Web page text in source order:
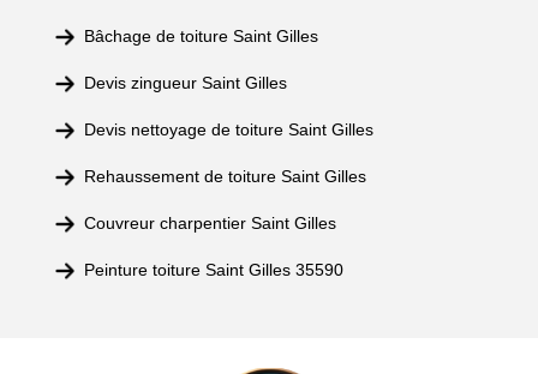
Bâchage de toiture Saint Gilles
Devis zingueur Saint Gilles
Devis nettoyage de toiture Saint Gilles
Rehaussement de toiture Saint Gilles
Couvreur charpentier Saint Gilles
Peinture toiture Saint Gilles 35590